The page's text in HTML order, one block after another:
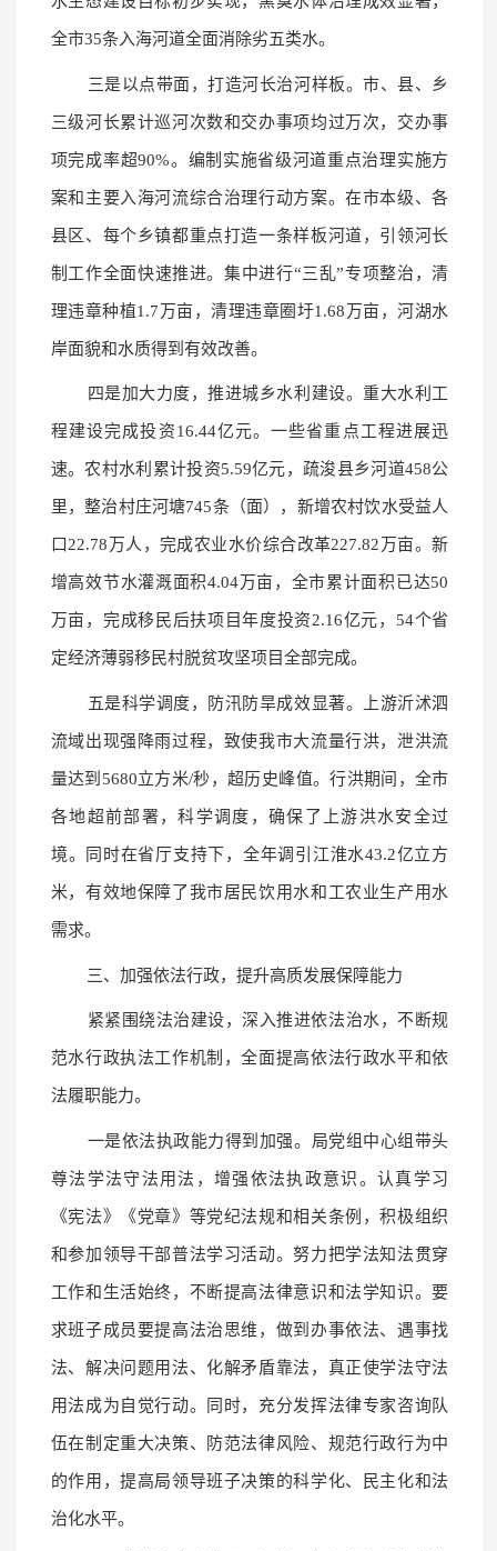
全市35条入海河道全面消除劣五类水。
三是以点带面，打造河长治河样板。市、县、乡
三级河长累计巡河次数和交办事项均过万次，交办事
项完成率超90%。编制实施省级河道重点治理实施方
案和主要入海河流综合治理行动方案。在市本级、各
县区、每个乡镇都重点打造一条样板河道，引领河长
制工作全面快速推进。集中进行“三乱”专项整治，清
理违章种植1.7万亩，清理违章圈圩1.68万亩，河湖水
岸面貌和水质得到有效改善。
四是加大力度，推进城乡水利建设。重大水利工
程建设完成投资16.44亿元。一些省重点工程进展迅
速。农村水利累计投资5.59亿元，疏浚县乡河道458公
里，整治村庄河塘745条（面），新增农村饮水受益人
口22.78万人，完成农业水价综合改革227.82万亩。新
增高效节水灌溉面积4.04万亩，全市累计面积已达50
万亩，完成移民后扶项目年度投资2.16亿元，54个省
定经济薄弱移民村脱贫攻坚项目全部完成。
五是科学调度，防汛防旱成效显著。上游沂沭泗
流域出现强降雨过程，致使我市大流量行洪，泄洪流
量达到5680立方米/秒，超历史峰值。行洪期间，全市
各地超前部署，科学调度，确保了上游洪水安全过
境。同时在省厅支持下，全年调引江淮水43.2亿立方
米，有效地保障了我市居民饮用水和工农业生产用水
需求。
三、加强依法行政，提升高质发展保障能力
紧紧围绕法治建设，深入推进依法治水，不断规
范水行政执法工作机制，全面提高依法行政水平和依
法履职能力。
一是依法执政能力得到加强。局党组中心组带头
尊法学法守法用法，增强依法执政意识。认真学习
《宪法》《党章》等党纪法规和相关条例，积极组织
和参加领导干部普法学习活动。努力把学法知法贯穿
工作和生活始终，不断提高法律意识和法学知识。要
求班子成员要提高法治思维，做到办事依法、遇事找
法、解决问题用法、化解矛盾靠法，真正使学法守法
用法成为自觉行动。同时，充分发挥法律专家咨询队
伍在制定重大决策、防范法律风险、规范行政行为中
的作用，提高局领导班子决策的科学化、民主化和法
治化水平。